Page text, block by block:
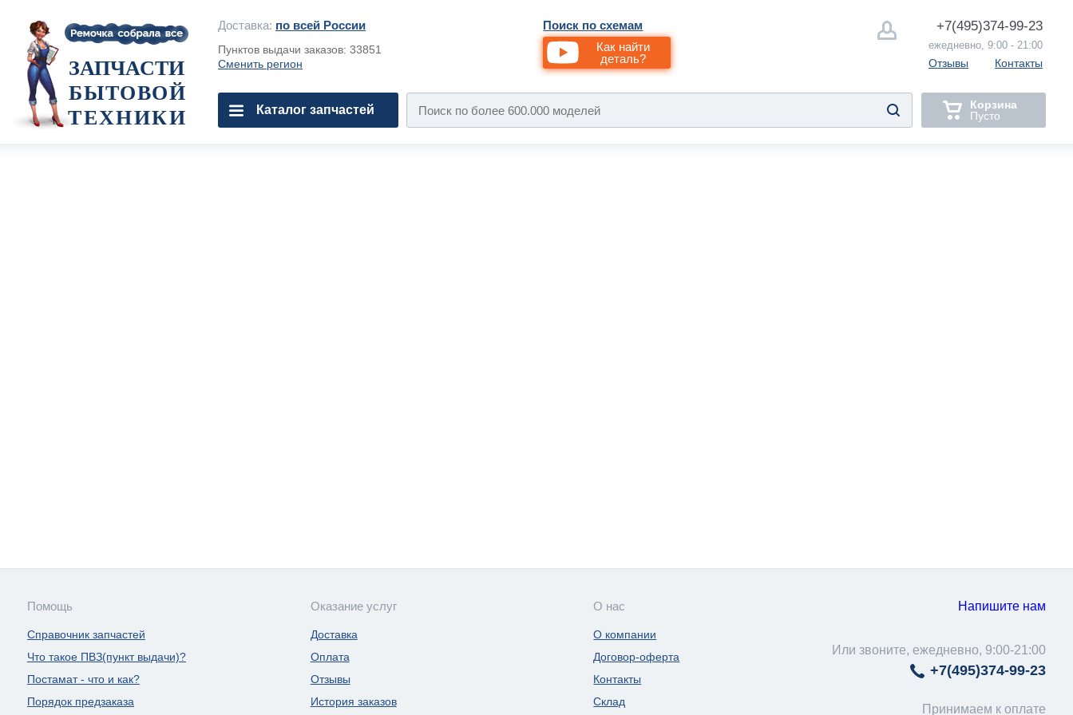
Доставка: по всей России
Пунктов выдачи заказов: 33851
Сменить регион
Поиск по схемам
Как найти
деталь?
+7(495)374-99-23
ежедневно, 9:00 - 21:00
Отзывы Контакты
ЗАПЧАСТИ
БЫТОВОЙ
ТЕХНИКИ
Каталог запчастей
Корзина
Пусто
Напишите нам
Или звоните, ежедневно, 9:00-21:00
+7(495)374-99-23
Принимаем к оплате
Помощь
Справочник запчастей
Что такое ПВЗ(пункт выдачи)?
Постамат - что и как?
Порядок предзаказа
Оказание услуг
Доставка
Оплата
Отзывы
История заказов
О нас
О компании
Договор-оферта
Контакты
Склад